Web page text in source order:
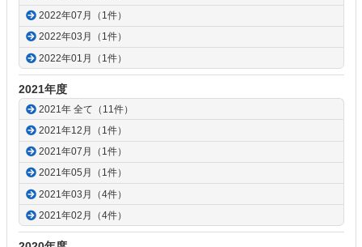
2022年07月（1件）
2022年03月（1件）
2022年01月（1件）
2021年度
2021年 全て（11件）
2021年12月（1件）
2021年07月（1件）
2021年05月（1件）
2021年03月（4件）
2021年02月（4件）